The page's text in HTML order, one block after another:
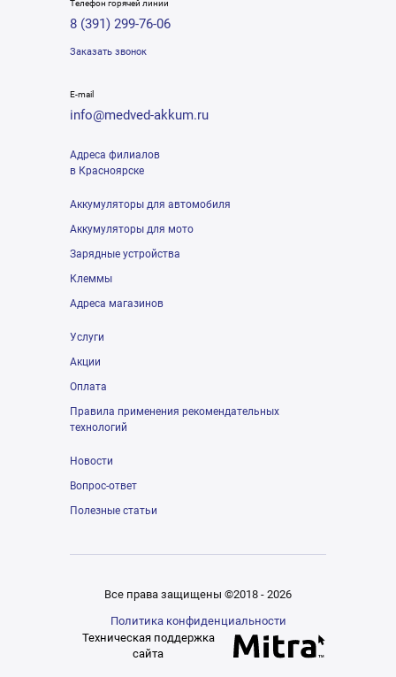
Телефон горячей линии
8 (391) 299-76-06
Заказать звонок
E-mail
info@medved-akkum.ru
Адреса филиалов
в Красноярске
Аккумуляторы для автомобиля
Аккумуляторы для мото
Зарядные устройства
Клеммы
Адреса магазинов
Услуги
Акции
Оплата
Правила применения рекомендательных
технологий
Новости
Вопрос-ответ
Полезные статьи
Все права защищены ©2018 - 2026
Политика конфиденциальности
Техническая поддержка
сайта